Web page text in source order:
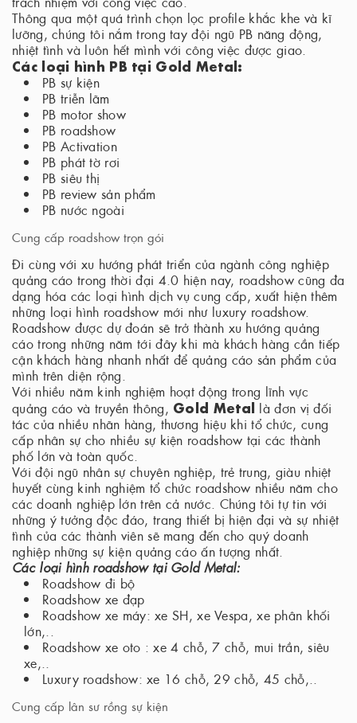
Thông qua một quá trình chọn lọc profile khắc khe và kĩ
lưỡng, chúng tôi nắm trong tay đội ngũ PB năng động,
nhiệt tình và luôn hết mình với công việc được giao.
Các loại hình PB tại Gold Metal:
PB sự kiện
PB triễn lãm
PB motor show
PB roadshow
PB Activation
PB phát tờ rơi
PB siêu thị
PB review sản phẩm
PB nước ngoài
Cung cấp roadshow trọn gói
Đi cùng với xu hướng phát triển của ngành công nghiệp
quảng cáo trong thời đại 4.0 hiện nay, roadshow cũng đa
dạng hóa các loại hình dịch vụ cung cấp, xuất hiện thêm
những loại hình roadshow mới như luxury roadshow.
Roadshow được dự đoán sẽ trở thành xu hướng quảng
cáo trong những năm tới đây khi mà khách hàng cần tiếp
cận khách hàng nhanh nhất để quảng cáo sản phẩm của
mình trên diện rộng.
Với nhiều năm kinh nghiệm hoạt động trong lĩnh vực
quảng cáo và truyền thông, Gold Metal là đơn vị đối
tác của nhiều nhãn hàng, thương hiệu khi tổ chức, cung
cấp nhân sự cho nhiều sự kiện roadshow tại các thành
phố lớn và toàn quốc.
Với đội ngũ nhân sự chuyên nghiệp, trẻ trung, giàu nhiệt
huyết cùng kinh nghiệm tổ chức roadshow nhiều năm cho
các doanh nghiệp lớn trên cả nước. Chúng tôi tự tin với
những ý tưởng độc đáo, trang thiết bị hiện đại và sự nhiệt
tình của các thành viên sẽ mang đến cho quý doanh
nghiệp những sự kiện quảng cáo ấn tượng nhất.
Các loại hình roadshow tại Gold Metal:
Roadshow đi bộ
Roadshow xe đạp
Roadshow xe máy: xe SH, xe Vespa, xe phân khối
lớn,..
Roadshow xe oto : xe 4 chỗ, 7 chỗ, mui trần, siêu
xe,..
Luxury roadshow: xe 16 chỗ, 29 chỗ, 45 chỗ,..
Cung cấp lân sư rồng sự kiện